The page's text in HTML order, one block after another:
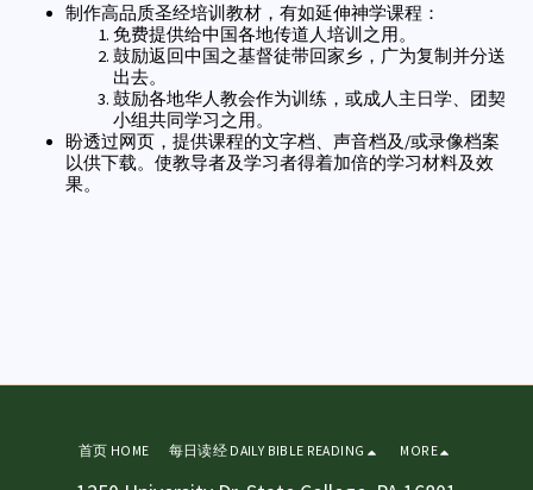
制作高品质圣经培训教材，有如延伸神学课程：
免费提供给中国各地传道人培训之用。
鼓励返回中国之基督徒带回家乡，广为复制并分送
出去。
鼓励各地华人教会作为训练，或成人主日学、团契
小组共同学习之用。
盼透过网页，提供课程的文字档、声音档及/或录像档案
以供下载。使教导者及学习者得着加倍的学习材料及效
果。
首页 HOME 每日读经 DAILY BIBLE READING MORE